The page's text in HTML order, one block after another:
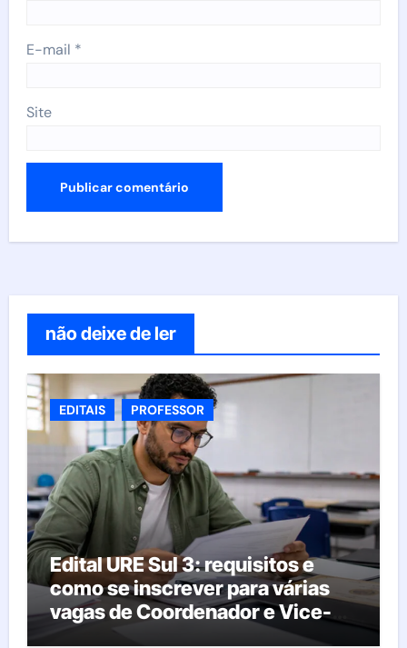
E-mail *
Site
não deixe de ler
EDITAIS PROFESSOR
Edital URE Sul 3: requisitos e
como se inscrever para várias
vagas de Coordenador e Vice-
Diretor